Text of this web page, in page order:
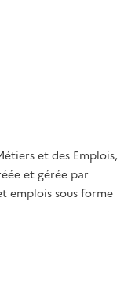
et des Emplois,
et gérée par
emplois sous forme